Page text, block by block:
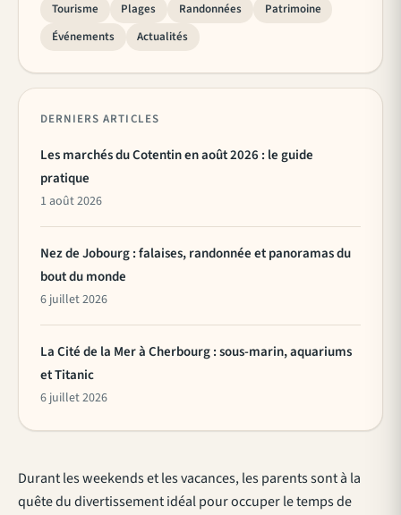
Durant les weekends et les vacances, les parents sont à la
quête du divertissement idéal pour occuper le temps de
Tourisme Plages Randonnées
Patrimoine
Événements
Actualités
DERNIERS ARTICLES
Les marchés du Cotentin en août 2026 : le guide
pratique
1 août 2026
Nez de Jobourg : falaises, randonnée et panoramas du
bout du monde
6 juillet 2026
La Cité de la Mer à Cherbourg : sous-marin, aquariums
et Titanic
6 juillet 2026